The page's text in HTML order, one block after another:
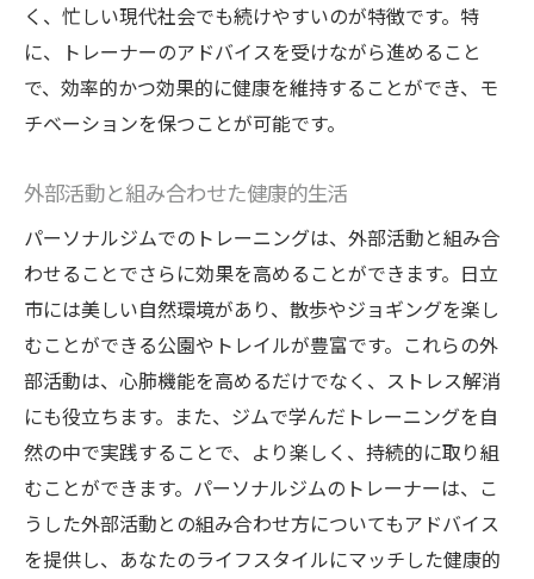
く、忙しい現代社会でも続けやすいのが特徴です。特
に、トレーナーのアドバイスを受けながら進めること
で、効率的かつ効果的に健康を維持することができ、モ
チベーションを保つことが可能です。
外部活動と組み合わせた健康的生活
パーソナルジムでのトレーニングは、外部活動と組み合
わせることでさらに効果を高めることができます。日立
市には美しい自然環境があり、散歩やジョギングを楽し
むことができる公園やトレイルが豊富です。これらの外
部活動は、心肺機能を高めるだけでなく、ストレス解消
にも役立ちます。また、ジムで学んだトレーニングを自
然の中で実践することで、より楽しく、持続的に取り組
むことができます。パーソナルジムのトレーナーは、こ
うした外部活動との組み合わせ方についてもアドバイス
を提供し、あなたのライフスタイルにマッチした健康的